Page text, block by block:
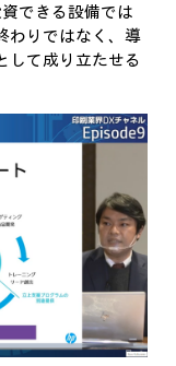
できる設備では
わりではなく、導
して成り立たせる